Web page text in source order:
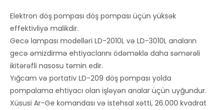
Elektron döş pompası döş pompası üçün yüksək
effektivliyə malikdir.
Gecə lampası modelləri LD-2010L və LD-3010L anaların
gecə əmizdirmə ehtiyaclarını ödəməklə daha səmərəli
ikitərəfli nasosu təmin edir.
Yığcam və portativ LD-209 döş pompası yolda
pompalama ehtiyacı olan işləyən analar üçün uyğundur.
Xüsusi Ar-Ge komandası və istehsal xətti, 26.000 kvadrat